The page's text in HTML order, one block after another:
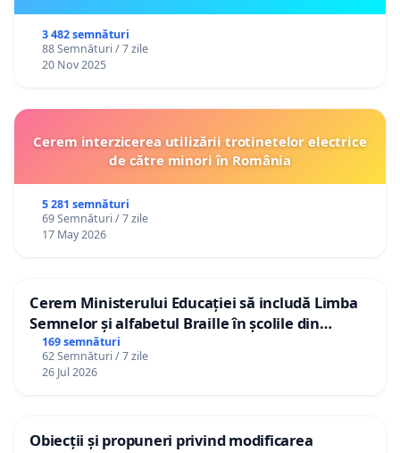
3 482 semnături
88 Semnături / 7 zile
20 Nov 2025
Cerem interzicerea utilizării trotinetelor electrice
de către minori în România
5 281 semnături
69 Semnături / 7 zile
17 May 2026
Cerem Ministerului Educației să includă Limba
Semnelor și alfabetul Braille în școlile din
Republica Moldova!
169 semnături
62 Semnături / 7 zile
26 Jul 2026
Obiecții și propuneri privind modificarea